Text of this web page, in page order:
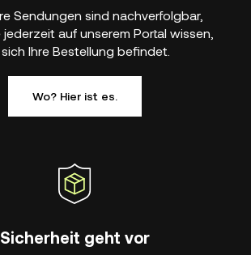
Sendungen sind nachverfolgbar,
auf unserem Portal wissen,
Ihre Bestellung befindet.
Wo? Hier ist es.
Sicherheit geht vor